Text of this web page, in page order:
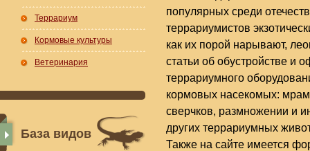
Террариум
Кормовые культуры
Ветеринария
База видов
популярных среди
террариумистов
как их порой нарывают,
статьи об обустройстве и
террариумного
кормовых насекомых:
сверчков, размножении и
других террариумных
Также на сайте имеется